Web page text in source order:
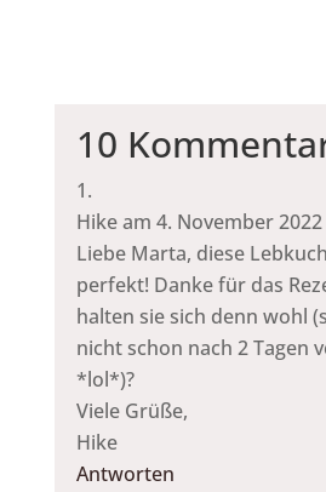
10
Hikeam 4. November
Liebe Marta, diese
perfekt! Danke für das
halten sie sich denn wohl
nicht schon nach 2 Tagen
*lol*)?
Viele Grüße,
Hike
Antworten